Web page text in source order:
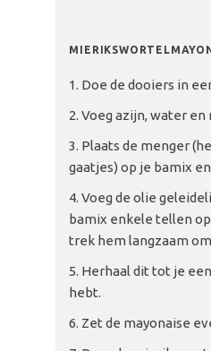
Doe de dooiers in
Voeg azijn, water en
Plaats de menger
gaatjes) op je bamix
Voeg de olie
bamix enkele tellen
trek hem langzaam
Herhaal dit tot je
hebt.
Zet de mayonaise